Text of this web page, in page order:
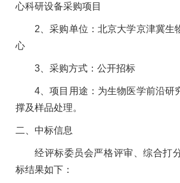
心科研设备采购项目
2、采购单位：北京大学京津冀生
心
3、采购方式：公开招标
4、项目用途：为生物医学前沿研
撑及样品处理。
二、中标信息
经评标委员会严格评审、综合打
标结果如下：